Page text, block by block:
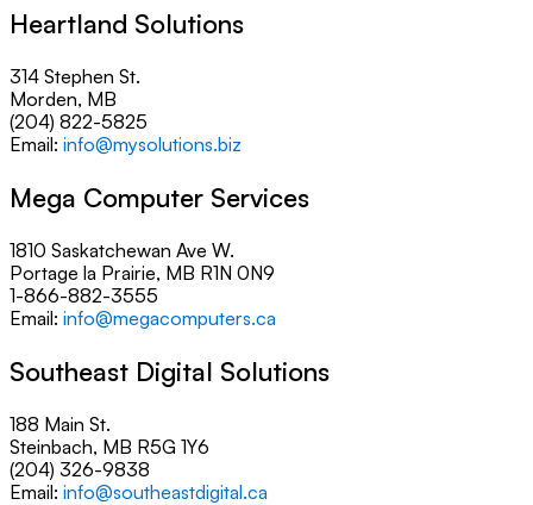
Heartland Solutions
314 Stephen St.
Morden, MB
(204) 822-5825
Email: info@mysolutions.biz
Mega Computer Services
1810 Saskatchewan Ave W.
Portage la Prairie, MB R1N 0N9
1-866-882-3555
Email: info@megacomputers.ca
Southeast Digital Solutions
188 Main St.
Steinbach, MB R5G 1Y6
(204) 326-9838
Email: info@southeastdigital.ca